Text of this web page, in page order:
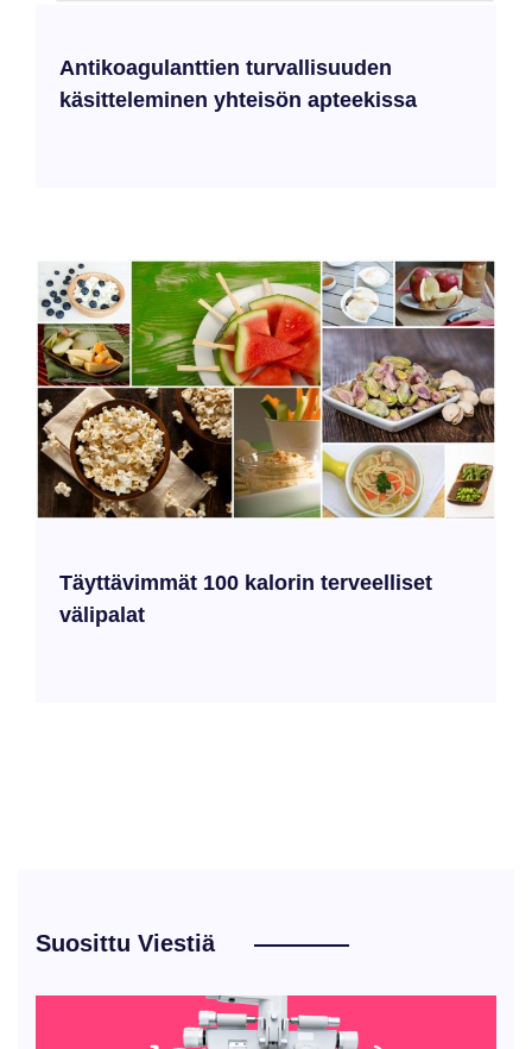
Antikoagulanttien turvallisuuden
käsitteleminen yhteisön apteekissa
Täyttävimmät 100 kalorin terveelliset
välipalat
Suosittu Viestiä